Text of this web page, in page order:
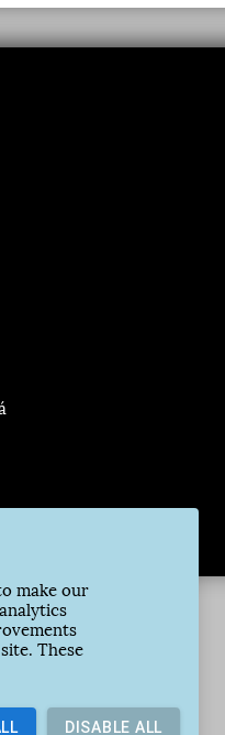
make our
These
DISABLE ALL